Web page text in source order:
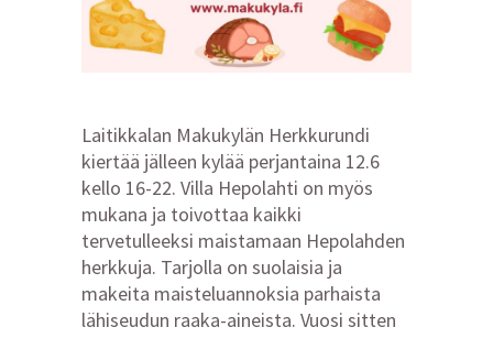
Laitikkalan Makukylän Herkkurundi
kiertää jälleen kylää perjantaina 12.6
kello 16-22. Villa Hepolahti on myös
mukana ja toivottaa kaikki
tervetulleeksi maistamaan Hepolahden
herkkuja. Tarjolla on suolaisia ja
makeita maisteluannoksia parhaista
lähiseudun raaka-aineista. Vuosi sitten